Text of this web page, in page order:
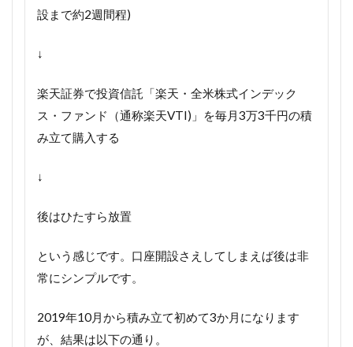
設まで約2週間程)
↓
楽天証券で投資信託「楽天・全米株式インデック
ス・ファンド（通称楽天VTI)」を毎月3万3千円の積
み立て購入する
↓
後はひたすら放置
という感じです。口座開設さえしてしまえば後は非
常にシンプルです。
2019年10月から積み立て初めて3か月になります
が、結果は以下の通り。